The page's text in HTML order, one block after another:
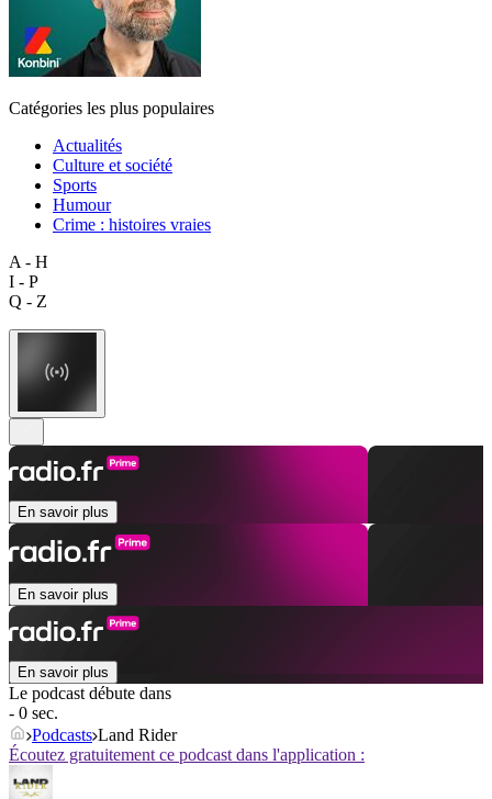
Catégories les plus populaires
Actualités
Culture et société
Sports
Humour
Crime : histoires vraies
A - H
I - P
Q - Z
En savoir plus
En savoir plus
En savoir plus
Le podcast débute dans
- 0 sec.
Podcasts Land Rider
Écoutez gratuitement ce podcast dans l'application :